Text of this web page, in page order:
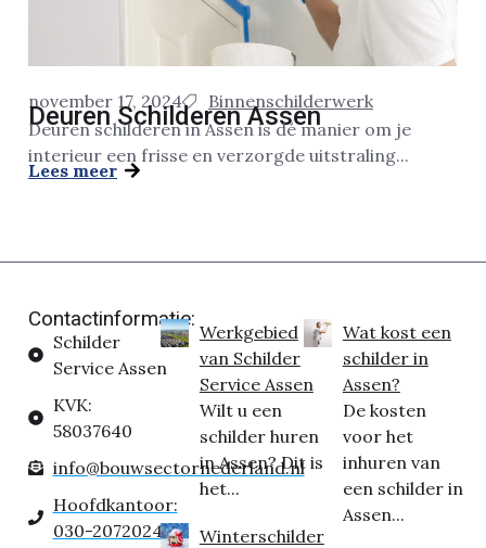
november 17, 2024 Binnenschilderwerk
Deuren Schilderen Assen
Deuren schilderen in Assen is dé manier om je
interieur een frisse en verzorgde uitstraling...
Lees meer
Contactinformatie:
Schilder
Service Assen
KVK:
58037640
info@bouwsectornederland.nl
Hoofdkantoor:
030-2072024
Werkgebied
van Schilder
Service Assen
Wilt u een
schilder huren
in Assen? Dit is
het...
Winterschilder
Wat kost een
schilder in
Assen?
De kosten
voor het
inhuren van
een schilder in
Assen...